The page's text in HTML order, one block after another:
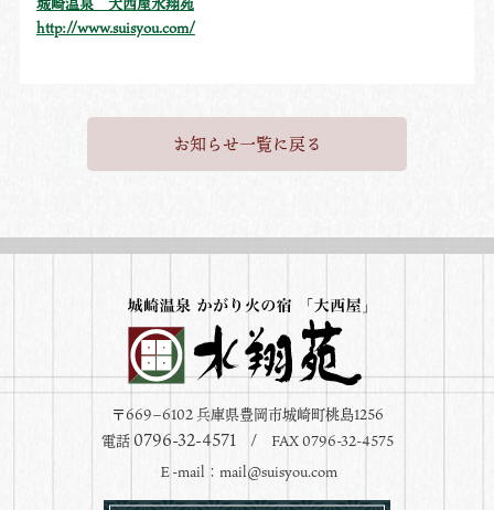
http://www.suisyou.com/
お知らせ一覧に戻る
〒669−6102 兵庫県豊岡市城崎町桃島1256
電話 0796-32-4571/ FAX 0796-32-4575
Ｅ-mail： mail@suisyou.com